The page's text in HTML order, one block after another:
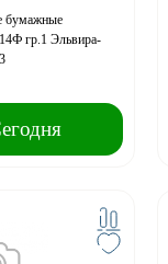
бумажные
гр.1 Эльвира-